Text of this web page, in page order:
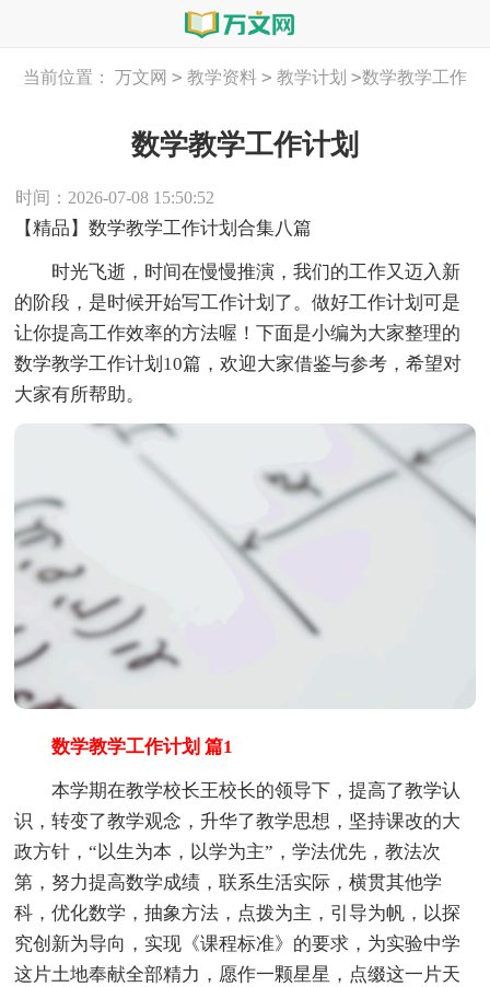
当前位置： 万文网 > 教学资料 > 教学计划 >数学教学工作
数学教学工作计划
时间：2026-07-08 15:50:52
【精品】数学教学工作计划合集八篇
时光飞逝，时间在慢慢推演，我们的工作又迈入新
的阶段，是时候开始写工作计划了。做好工作计划可是
让你提高工作效率的方法喔！下面是小编为大家整理的
数学教学工作计划10篇，欢迎大家借鉴与参考，希望对
大家有所帮助。
数学教学工作计划 篇1
本学期在教学校长王校长的领导下，提高了教学认
识，转变了教学观念，升华了教学思想，坚持课改的大
政方针，“以生为本，以学为主”，学法优先，教法次
第，努力提高数学成绩，联系生活实际，横贯其他学
科，优化数学，抽象方法，点拨为主，引导为帆，以探
究创新为导向，实现《课程标准》的要求，为实验中学
这片土地奉献全部精力，愿作一颗星星，点缀这一片天